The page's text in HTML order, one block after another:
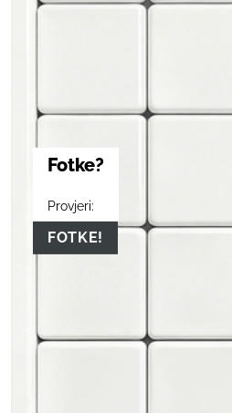
Fotke?
Provjeri:
FOTKE!